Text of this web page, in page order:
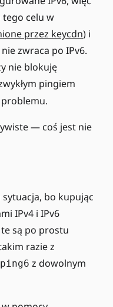
tego celu w
przez keycdn) i
zwraca po IPv6.
nie blokuję
pingiem
problemu.
— coś jest nie
sytuacja, bo kupując
IPv4 i IPv6
te są po prostu
razie z
ping6 z dowolnym